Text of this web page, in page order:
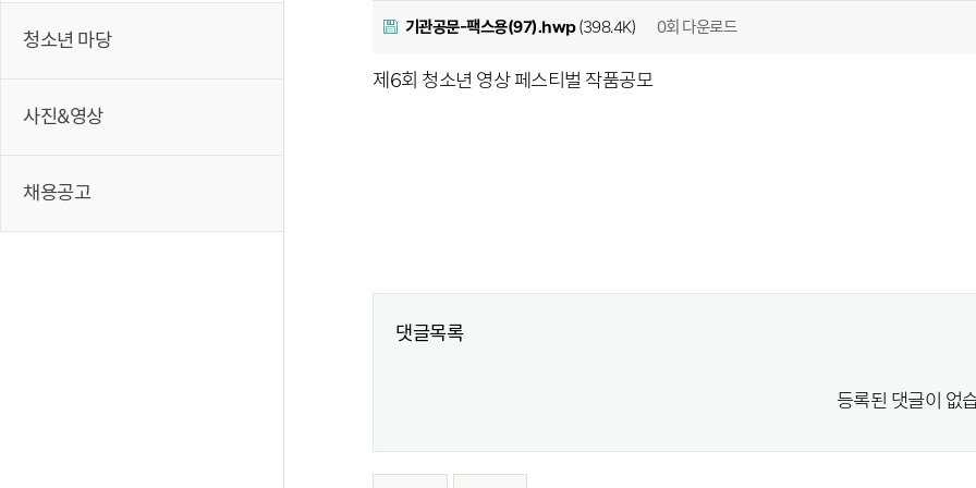
청소년 마당
사진&영상
채용공고
기관공문-팩스용(97).hwp(398.4K) 0회 다운로드
제6회 청소년 영상 페스티벌 작품공모
댓글목록
등록된 댓글이 없